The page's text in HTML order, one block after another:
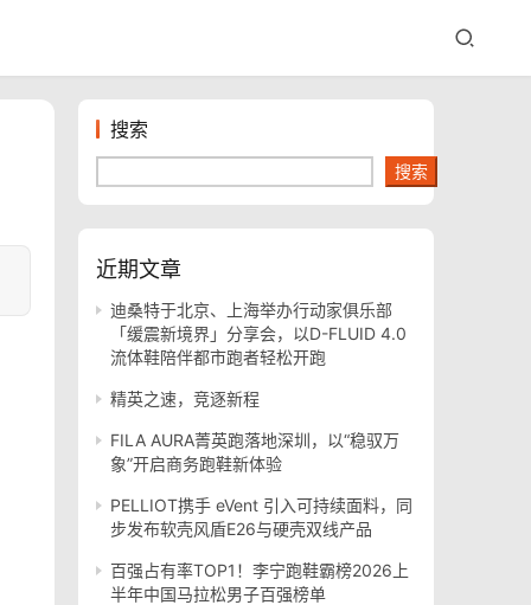
搜索
搜索
近期文章
迪桑特于北京、上海举办行动家俱乐部
「缓震新境界」分享会，以D-FLUID 4.0
流体鞋陪伴都市跑者轻松开跑
精英之速，竞逐新程
FILA AURA菁英跑落地深圳，以“稳驭万
象”开启商务跑鞋新体验
PELLIOT携手 eVent 引入可持续面料，同
步发布软壳风盾E26与硬壳双线产品
百强占有率TOP1！李宁跑鞋霸榜2026上
半年中国马拉松男子百强榜单